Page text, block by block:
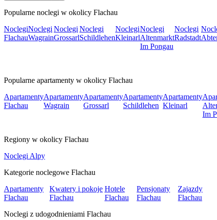
Popularne noclegi w okolicy Flachau
Noclegi
Flachau
Noclegi
Wagrain
Noclegi
Grossarl
Noclegi
Schildlehen
Noclegi
Kleinarl
Noclegi
Altenmarkt
Im Pongau
Noclegi
Radstadt
Popularne apartamenty w okolicy Flachau
Apartamenty
Flachau
Apartamenty
Wagrain
Apartamenty
Grossarl
Apartamenty
Schildlehen
Apartamenty
Kleinarl
Im
Regiony w okolicy Flachau
Noclegi Alpy
Kategorie noclegowe Flachau
Apartamenty
Flachau
Kwatery i pokoje
Flachau
Hotele
Flachau
Pensjonaty
Flachau
Zajazdy
Flachau
Noclegi z udogodnieniami Flachau